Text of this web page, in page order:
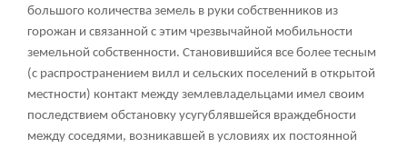
большого количества земель в руки собственников из
горожан и связанной с этим чрезвычайной мобильности
земельной собственности. Становившийся все более тесным
(с распространением вилл и сельских поселений в открытой
местности) контакт между землевладельцами имел своим
последствием обстановку усугублявшейся враждебности
между соседями, возникавшей в условиях их постоянной